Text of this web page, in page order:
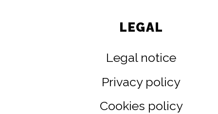
LEGAL
Legal notice
Privacy policy
Cookies policy